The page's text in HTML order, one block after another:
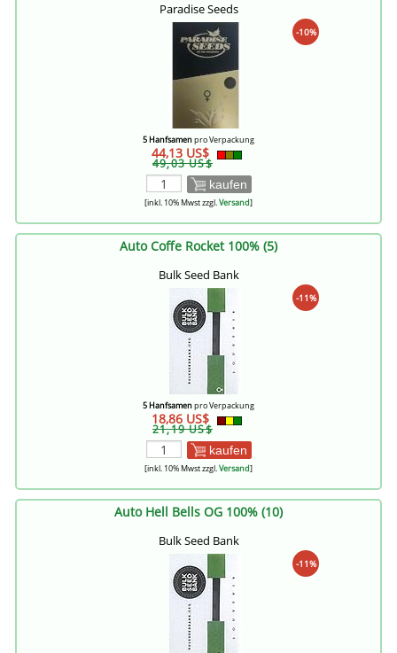
Paradise Seeds
-10%
5 Hanfsamenpro Verpackung
44,13 US$
49,03 US$
kaufen
[inkl. 10% Mwst zzgl.Versand]
Auto Coffe Rocket 100% (5)
Bulk Seed Bank
-11%
5 Hanfsamenpro Verpackung
18,86 US$
21,19 US$
kaufen
[inkl. 10% Mwst zzgl.Versand]
Auto Hell Bells OG 100% (10)
Bulk Seed Bank
-11%